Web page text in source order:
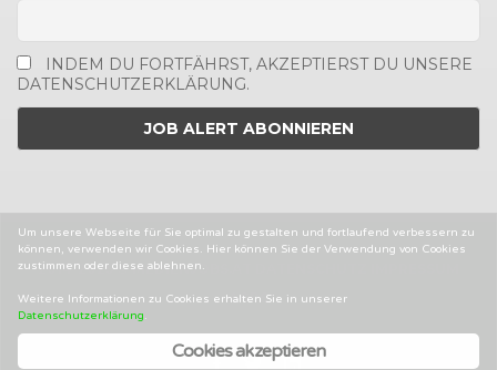
INDEM DU FORTFÄHRST, AKZEPTIERST DU UNSERE
DATENSCHUTZERKLÄRUNG.
2014-2025 © MEDIENJOBS.AT
AGBS
Facebook
Twitter
Linked
Um unsere Webseite für Sie optimal zu gestalten und fortlaufend verbessern zu
können, verwenden wir Cookies. Hier können Sie der Verwendung von Cookies
zustimmen oder diese ablehnen.
Weitere Informationen zu Cookies erhalten Sie in unserer
Datenschutzerklärung.
Cookies akzeptieren